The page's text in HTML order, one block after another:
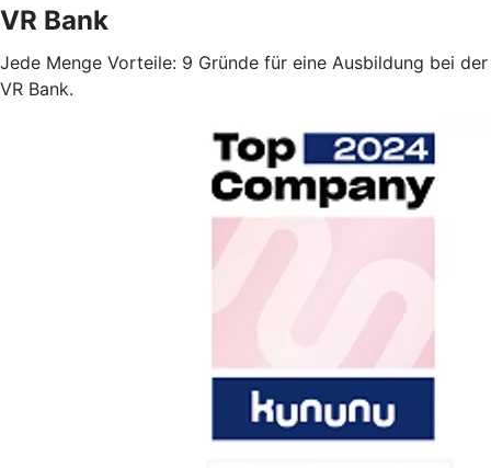
VR Bank
Jede Menge Vorteile: 9 Gründe für eine Ausbildung bei der
VR Bank.